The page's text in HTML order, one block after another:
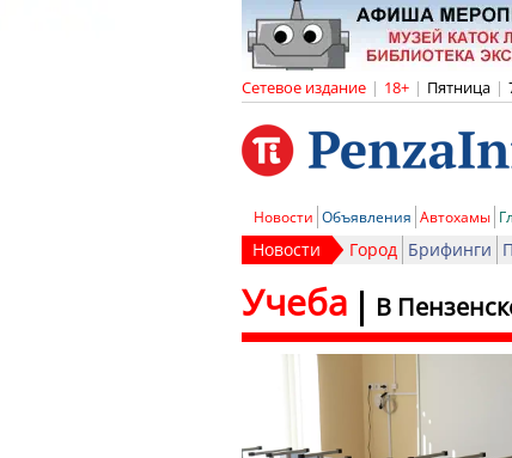
Сетевое издание | 18+ | Пятница |
Новости Объявления Автохамы
Новости Город Брифинги
В
Учеба